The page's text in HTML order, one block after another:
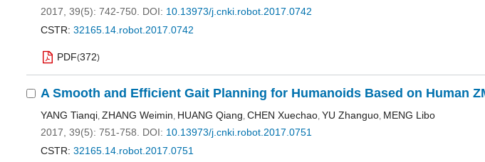
2017, 39(5): 742-750. DOI: 10.13973/j.cnki.robot.2017.0742
CSTR: 32165.14.robot.2017.0742
PDF(372)
A Smooth and Efficient Gait Planning for Humanoids Based on Human
YANG Tianqi, ZHANG Weimin, HUANG Qiang, CHEN Xuechao, YU Zhanguo, MENG Libo
2017, 39(5): 751-758.
DOI: 10.13973/j.cnki.robot.2017.0751
CSTR: 32165.14.robot.2017.0751